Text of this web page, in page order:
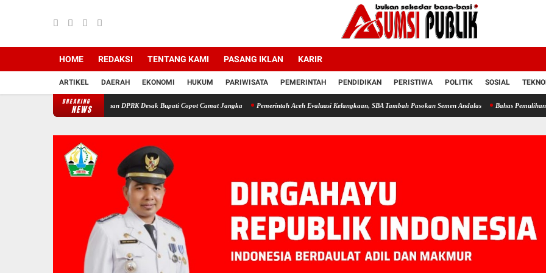
HOME REDAKSI TENTANG KAMI PASANG IKLAN KARIR
ARTIKEL DAERAH EKONOMI HUKUM PARIWISATA PEMERINTAH PENDIDIKAN PERISTIWA POLITIK SOSIAL
BREAKING
NEWS
di Bireuen: Pimpinan DPRK Desak Bupati Copot Camat Jangka Pemerintah Aceh Evaluasi Kelangkaan, SBA Tambah Pasokan Semen Andalas Bahas Pemulihan Sawah dan